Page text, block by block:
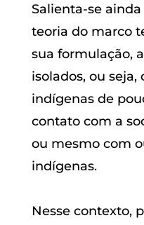
Salienta-se
teoria do marco
sua formulação,
isolados, ou
indígenas de
contato com a
ou mesmo com
indígenas.
Nesse contexto,